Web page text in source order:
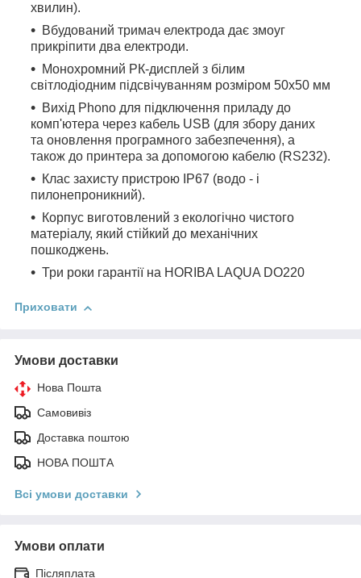
хвилин).
Вбудований тримач електрода дає змоуг
прикріпити два електроди.
Монохромний РК-дисплей з білим
світлодіодним підсвічуванням розміром 50х50 мм
Вихід Phono для підключення приладу до
комп'ютера через кабель USB (для збору даних
та оновлення програмного забезпечення), а
також до принтера за допомогою кабелю (RS232).
Клас захисту пристрою IP67 (водо - і
пилонепроникний).
Корпус виготовлений з екологічно чистого
матеріалу, який стійкий до механічних
пошкоджень.
Три роки гарантії на HORIBA LAQUA DO220
Приховати
Умови доставки
Нова Пошта
Самовивіз
Доставка поштою
НОВА ПОШТА
Всі умови доставки
Умови оплати
Післяплата